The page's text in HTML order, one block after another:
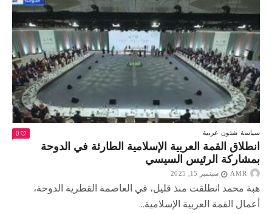
كيلومترًا
في
الجنوب
اللبناني
وتفجر
منزلًا
مغلقة
سياسة شئون عربية 0
انطلاق القمة العربية الإسلامية الطارئة في الدوحة
بمشاركة الرئيس السيسي
AMR سبتمبر 15, 2025
هبة محمد انطلقت منذ قليل، في العاصمة القطرية الدوحة،
أعمال القمة العربية الإسلامية...